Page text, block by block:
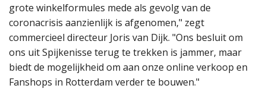
grote winkelformules mede als gevolg van de
coronacrisis aanzienlijk is afgenomen," zegt
commercieel directeur Joris van Dijk. "Ons besluit om
ons uit Spijkenisse terug te trekken is jammer, maar
biedt de mogelijkheid om aan onze online verkoop en
Fanshops in Rotterdam verder te bouwen."